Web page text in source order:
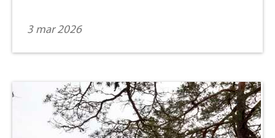
3 mar 2026